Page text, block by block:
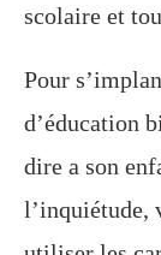
scolaire et
Pour
d’éducation
dire a son
l’inquiétude,